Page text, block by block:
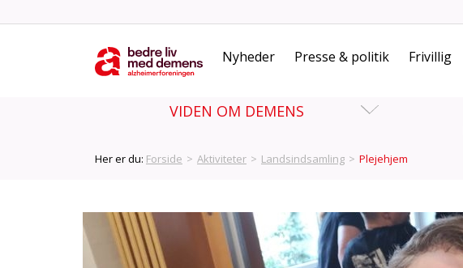
Nyheder Presse & politik Frivillig
VIDEN OM DEMENS
Her er du: Forside > Aktiviteter > Landsindsamling > Plejehjem